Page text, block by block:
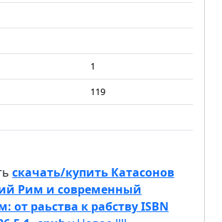
1
119
скачать/купить Катасонов
Рим и современный
от раьства к рабству ISBN